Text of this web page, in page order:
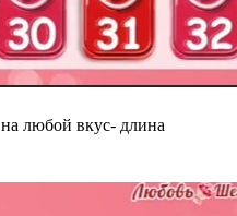
на любой вкус- длина